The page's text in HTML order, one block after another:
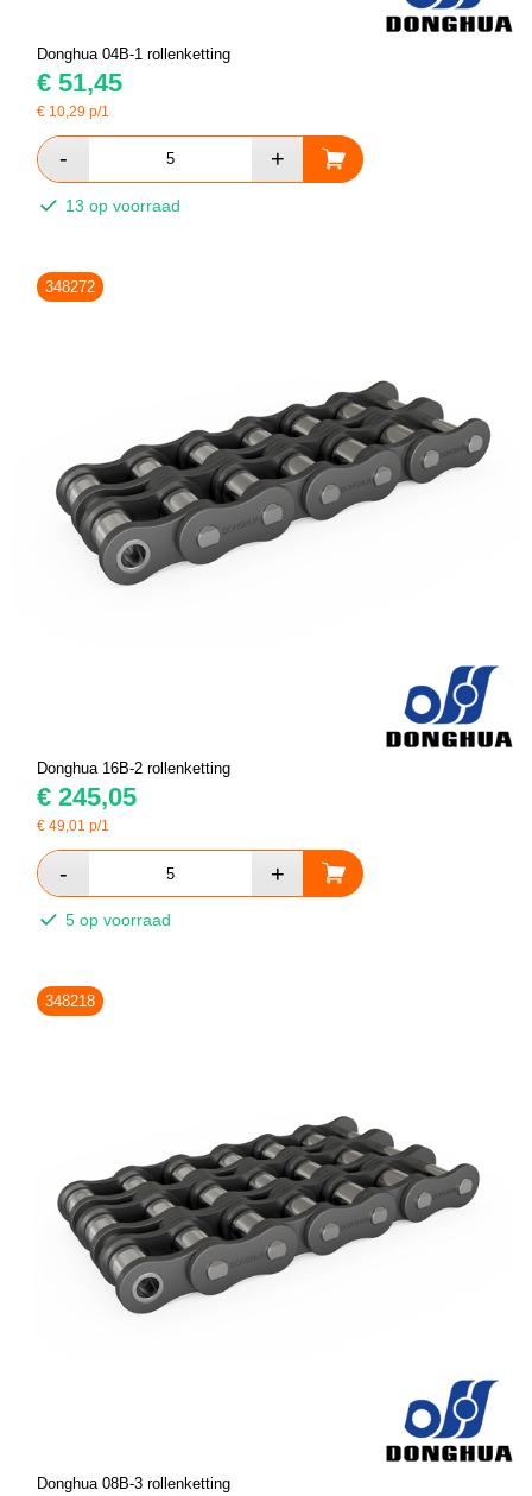
Donghua 04B-1 rollenketting
€ 51,45
€ 10,29 p/1
13 op voorraad
348272
Donghua 16B-2 rollenketting
€ 245,05
€49,01 p/1
5 op voorraad
348218
Donghua 08B-3 rollenketting